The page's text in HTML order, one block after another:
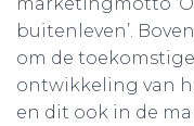
marketingmotto
buitenleven’.
om de
ontwikkeling van
en dit ook in de